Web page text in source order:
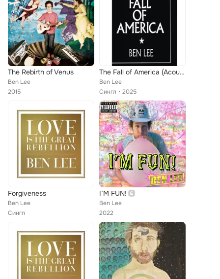
The Rebirth of Venus
Ben Lee
2015
The Fall of America (Acoustic)
Ben Lee
Сингл
2025
Forgiveness
Ben Lee
Сингл
I’M FUN!
Ben Lee
2022